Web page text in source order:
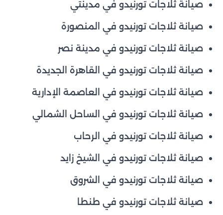
صيانة ثلاجات تورنيدو في مدينتي
صيانة ثلاجات تورنيدو في المنصورة
صيانة ثلاجات تورنيدو في مدينة نصر
صيانة ثلاجات تورنيدو في القاهرة الجديدة
صيانة ثلاجات تورنيدو في العاصمة الإدارية
صيانة ثلاجات تورنيدو في الساحل الشمالي
صيانة ثلاجات تورنيدو في الرحاب
صيانة ثلاجات تورنيدو في الشيخ زايد
صيانة ثلاجات تورنيدو في الشروق
صيانة ثلاجات تورنيدو في طنطا